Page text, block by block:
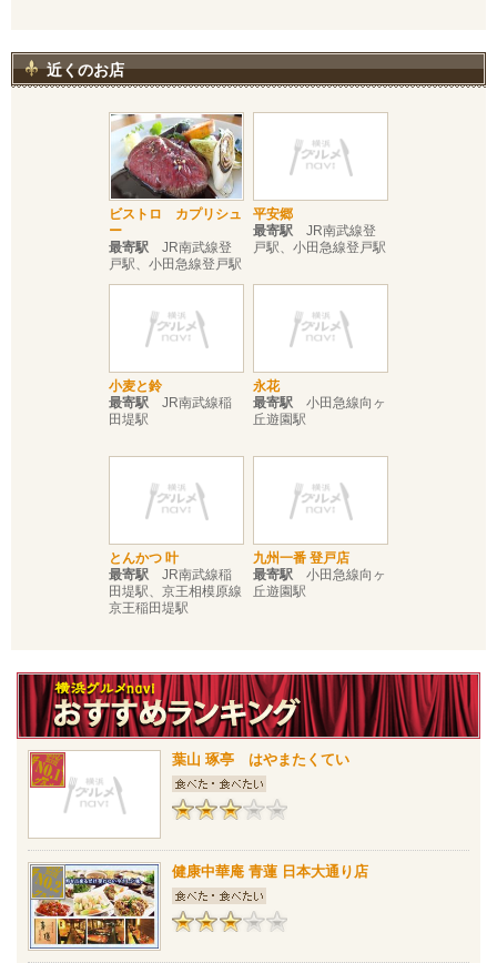
近くのお店
ビストロ カプリシュ
ー
最寄駅 JR南武線登
戸駅、小田急線登戸駅
平安郷
最寄駅 JR南武線登
戸駅、小田急線登戸駅
小麦と鈴
最寄駅 JR南武線稲
田堤駅
永花
最寄駅 小田急線向ヶ
丘遊園駅
とんかつ 叶
最寄駅 JR南武線稲
田堤駅、京王相模原線
京王稲田堤駅
九州一番 登戸店
最寄駅 小田急線向ヶ
丘遊園駅
葉山 琢亭 はやまたくてい
健康中華庵 青蓮 日本大通り店